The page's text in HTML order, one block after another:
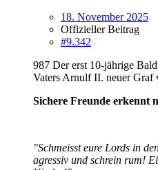
18. November 2025
Offizieller Beitrag
#9.342
987 Der erst 10-jährige
Vaters Arnulf II. neuer Graf
Sichere Freunde erkennt
"Schmeisst eure Lords in
agressiv und schrein rum!